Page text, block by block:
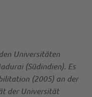
Universitäten
(Südindien). Es
(2005) an der
der Universität